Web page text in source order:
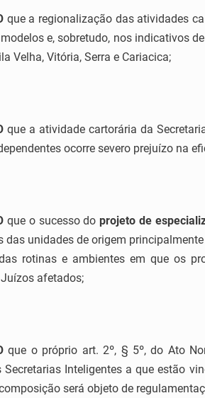
que a regionalização das atividades
e, sobretudo, nos indicativos
Velha, Vitória, Serra e Cariacica;
que a atividade cartorária da
ocorre severo prejuízo na
que o sucesso do projeto de
das unidades de origem
rotinas e ambientes em que os
afetados;
que o próprio art. 2º, § 5º, do Ato
Secretarias Inteligentes a que estão
será objeto de